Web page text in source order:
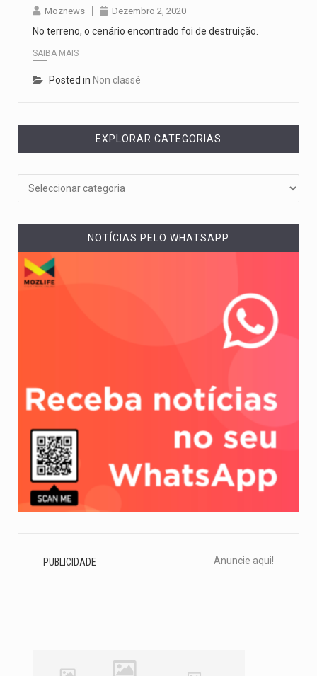
Moznews Dezembro 2, 2020
No terreno, o cenário encontrado foi de destruição.
SAIBA MAIS
Posted in Non classé
EXPLORAR CATEGORIAS
NOTÍCIAS PELO WHATSAPP
PUBLICIDADE Anuncie aqui!